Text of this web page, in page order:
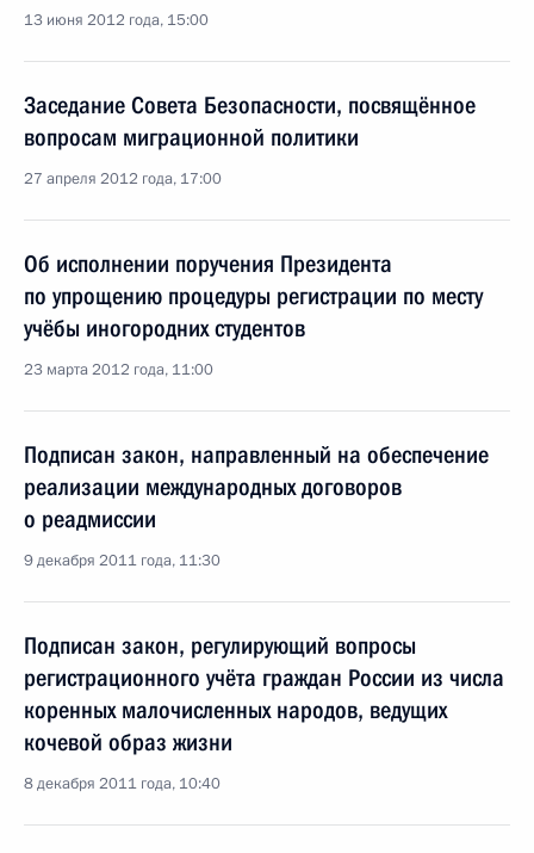
13 июня 2012 года, 15:00
Заседание Совета Безопасности, посвящённое
вопросам миграционной политики
27 апреля 2012 года, 17:00
Об исполнении поручения Президента
по упрощению процедуры регистрации по месту
учёбы иногородних студентов
23 марта 2012 года, 11:00
Подписан закон, направленный на обеспечение
реализации международных договоров
о реадмиссии
9 декабря 2011 года, 11:30
Подписан закон, регулирующий вопросы
регистрационного учёта граждан России из числа
коренных малочисленных народов, ведущих
кочевой образ жизни
8 декабря 2011 года, 10:40